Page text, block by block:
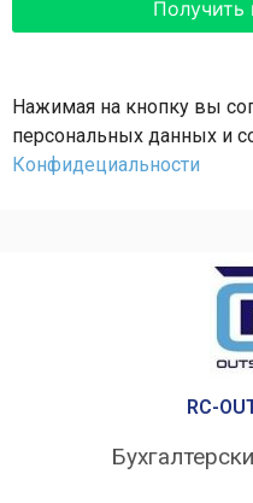
Нажимая на кнопку вы
персональных данных и
Конфидециальности
RC-